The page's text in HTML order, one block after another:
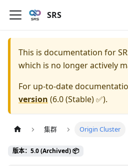
SRS
This is documentation for
which is no longer actively
For up-to-date
version (6.0 (Stable) ✅).
集群 Origin Cluster
版本：5.0 (Archived) 📦